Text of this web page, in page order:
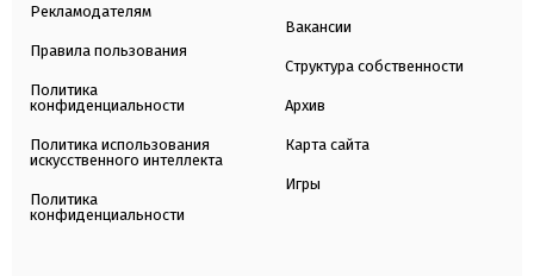
Рекламодателям
Правила пользования
Политика
конфиденциальности
Политика использования
искусственного интеллекта
Политика
конфиденциальности
Вакансии
Структура собственности
Архив
Карта сайта
Игры